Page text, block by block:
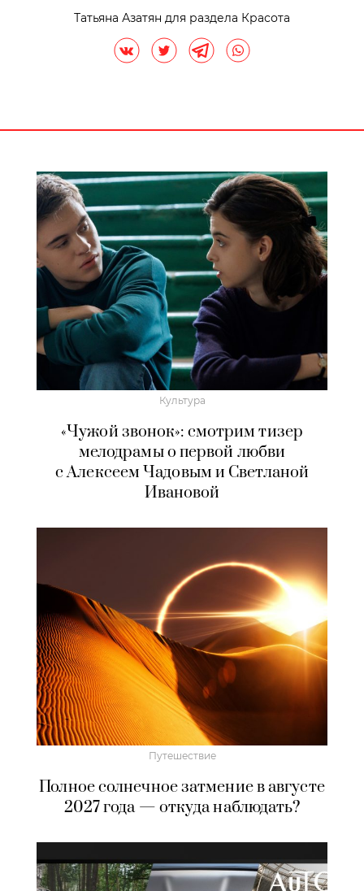
Татьяна Азатян для раздела Красота
Культура
«Чужой звонок»: смотрим тизер
мелодрамы о первой любви
с Алексеем Чадовым и Светланой
Ивановой
Путешествие
Полное солнечное затмение в августе
2027 года — откуда наблюдать?